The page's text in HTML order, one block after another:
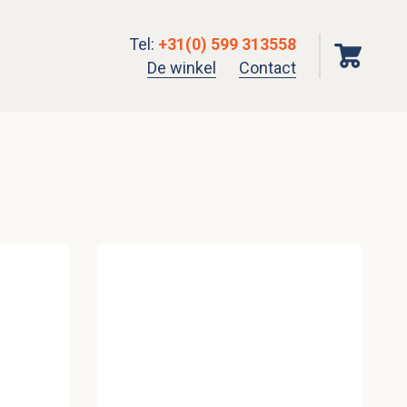
Tel: +31(0) 599 313558
De winkel
Contact